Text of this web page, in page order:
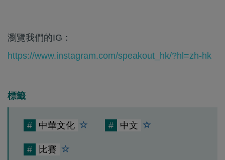
瀏覽我們的IG：
https://www.instagram.com/speakout_hk/?hl=zh-hk
標籤
# 中華文化 # 中文
# 比賽